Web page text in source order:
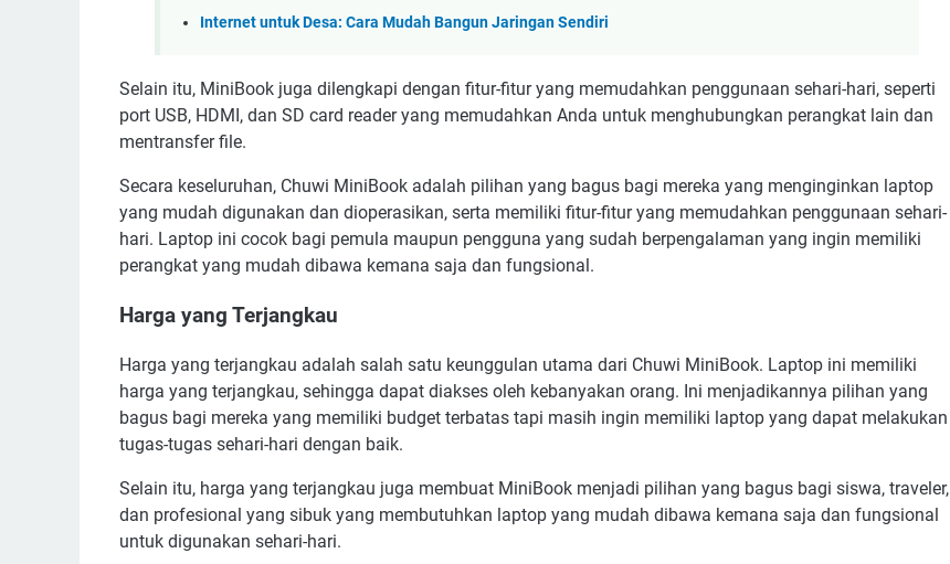
Internet untuk Desa: Cara Mudah Bangun Jaringan Sendiri
Selain itu, MiniBook juga dilengkapi dengan fitur-fitur yang memudahkan penggunaan sehari-hari, seperti
port USB, HDMI, dan SD card reader yang memudahkan Anda untuk menghubungkan perangkat lain dan
mentransfer file.
Secara keseluruhan, Chuwi MiniBook adalah pilihan yang bagus bagi mereka yang menginginkan laptop
yang mudah digunakan dan dioperasikan, serta memiliki fitur-fitur yang memudahkan penggunaan sehari-
hari. Laptop ini cocok bagi pemula maupun pengguna yang sudah berpengalaman yang ingin memiliki
perangkat yang mudah dibawa kemana saja dan fungsional.
Harga yang Terjangkau
Harga yang terjangkau adalah salah satu keunggulan utama dari Chuwi MiniBook. Laptop ini memiliki
harga yang terjangkau, sehingga dapat diakses oleh kebanyakan orang. Ini menjadikannya pilihan yang
bagus bagi mereka yang memiliki budget terbatas tapi masih ingin memiliki laptop yang dapat melakukan
tugas-tugas sehari-hari dengan baik.
Selain itu, harga yang terjangkau juga membuat MiniBook menjadi pilihan yang bagus bagi siswa, traveler,
dan profesional yang sibuk yang membutuhkan laptop yang mudah dibawa kemana saja dan fungsional
untuk digunakan sehari-hari.